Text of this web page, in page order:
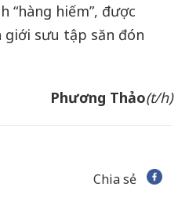
“hàng hiếm”, được
sưu tập săn đón
Phương Thảo(t/h)
Chia sẻ